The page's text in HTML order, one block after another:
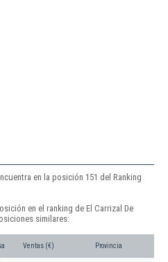
en la posición 151 del Ranking
en el ranking de El Carrizal De
similares:
Ventas (€) Provincia